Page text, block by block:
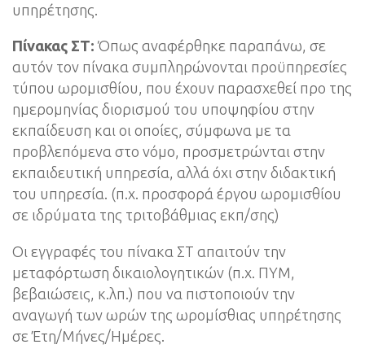
υπηρέτησης.
Πίνακας ΣΤ: Όπως αναφέρθηκε παραπάνω, σε
αυτόν τον πίνακα συμπληρώνονται προϋπηρεσίες
τύπου ωρομισθίου, που έχουν παρασχεθεί προ της
ημερομηνίας διορισμού του υποψηφίου στην
εκπαίδευση και οι οποίες, σύμφωνα με τα
προβλεπόμενα στο νόμο, προσμετρώνται στην
εκπαιδευτική υπηρεσία, αλλά όχι στην διδακτική
του υπηρεσία. (π.χ. προσφορά έργου ωρομισθίου
σε ιδρύματα της τριτοβάθμιας εκπ/σης)
Οι εγγραφές του πίνακα ΣΤ απαιτούν την
μεταφόρτωση δικαιολογητικών (π.χ. ΠΥΜ,
βεβαιώσεις, κ.λπ.) που να πιστοποιούν την
αναγωγή των ωρών της ωρομίσθιας υπηρέτησης
σε Έτη/Μήνες/Ημέρες.